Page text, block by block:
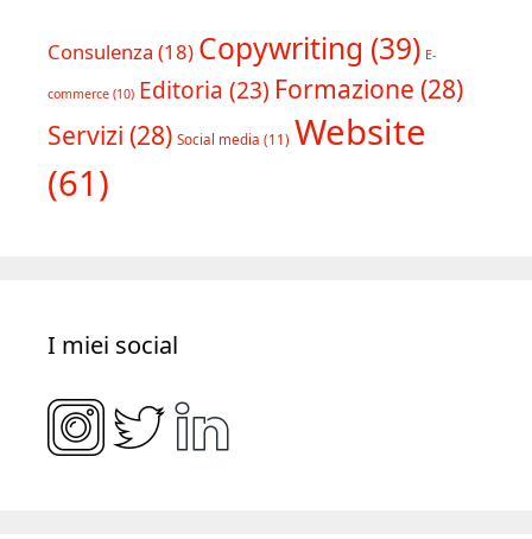
Consulenza (18) Copywriting (39) E-
commerce (10) Editoria (23) Formazione (28)
Servizi (28) Social media (11) Website
(61)
I miei social